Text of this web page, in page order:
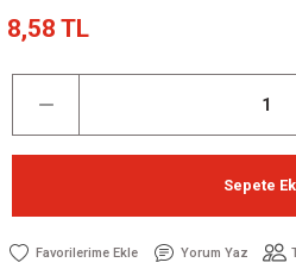
8,58 TL
Sepete
Yorum Yaz